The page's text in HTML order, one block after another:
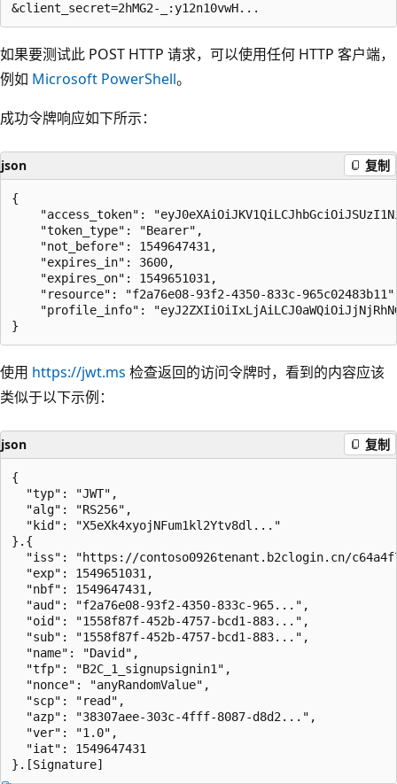
如果要测试此 POST HTTP 请求，可以使用任何 HTTP 客户端，
例如 Microsoft PowerShell。
成功令牌响应如下所示：
json 复制
{
"access_token":
    "token_type": "Bearer",
    "not_before": 1549647431,
    "expires_in": 3600,
    "expires_on": 1549651031,
"resource": "f2a76e08-93f2-4350-833c-
"profile_info":
使用 https://jwt.ms 检查返回的访问令牌时，看到的内容应该
类似于以下示例：
json 复制
{
  "typ": "JWT",
  "alg": "RS256",
  "kid": "X5eXk4xyojNFum1kl2Ytv8dl..."
}.{
"iss": "https://contoso0926tenant.b2clogin.cn/
  "exp": 1549651031,
  "nbf": 1549647431,
  "aud": "f2a76e08-93f2-4350-833c-965...",
  "oid": "1558f87f-452b-4757-bcd1-883...",
  "sub": "1558f87f-452b-4757-bcd1-883...",
  "name": "David",
  "tfp": "B2C_1_signupsignin1",
  "nonce": "anyRandomValue",
  "scp": "read",
  "azp": "38307aee-303c-4fff-8087-d8d2...",
  "ver": "1.0",
  "iat": 1549647431